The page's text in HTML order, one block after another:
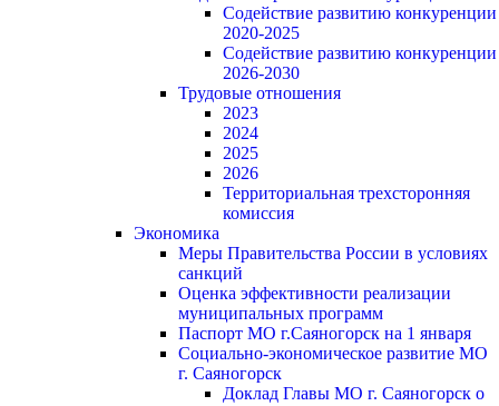
Содействие развитию конкуренции
2020-2025
Содействие развитию конкуренции
2026-2030
Трудовые отношения
2023
2024
2025
2026
Территориальная трехсторонняя
комиссия
Экономика
Меры Правительства России в условиях
санкций
Оценка эффективности реализации
муниципальных программ
Паспорт МО г.Саяногорск на 1 января
Социально-экономическое развитие МО
г. Саяногорск
Доклад Главы МО г. Саяногорск о